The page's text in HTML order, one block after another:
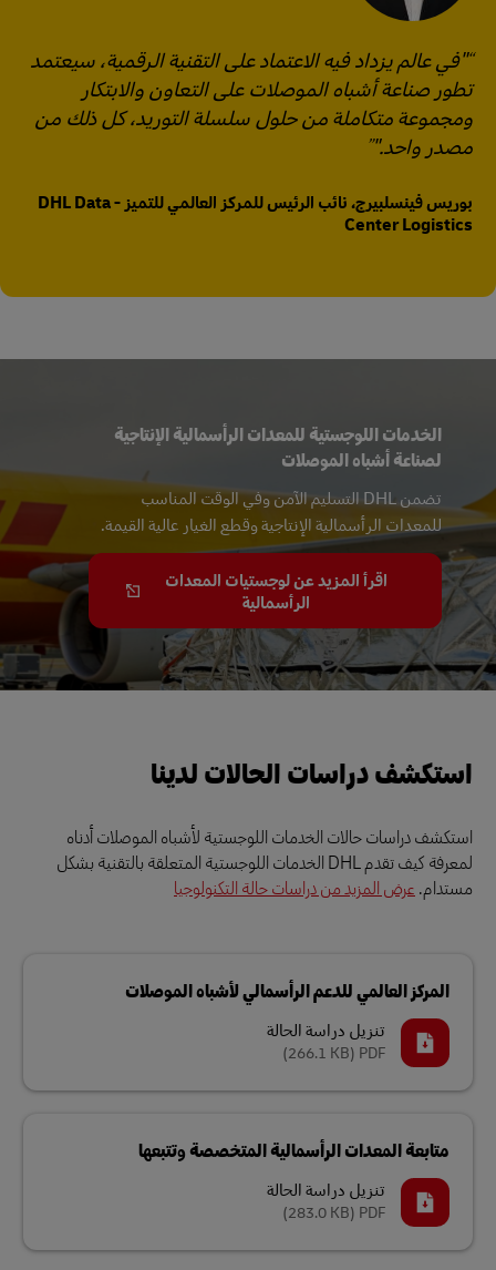
"في عالم يزداد فيه الاعتماد على التقنية الرقمية، سيعتمد
تطور صناعة أشباه الموصلات على التعاون والابتكار
ومجموعة متكاملة من حلول سلسلة التوريد، كل ذلك من
مصدر واحد."
بوريس فينسلبيرج، نائب الرئيس للمركز العالمي للتميز - DHL Data
Center Logistics
الخدمات اللوجستية للمعدات الرأسمالية الإنتاجية
لصناعة أشباه الموصلات
تضمن DHL التسليم الآمن وفي الوقت المناسب
للمعدات الرأسمالية الإنتاجية وقطع الغيار عالية القيمة.
اقرأ المزيد عن لوجستيات المعدات
الرأسمالية
استكشف دراسات الحالات لدينا
استكشف دراسات حالات الخدمات اللوجستية لأشباه الموصلات أدناه
لمعرفة كيف تقدم DHL الخدمات اللوجستية المتعلقة بالتقنية بشكل
مستدام.عرض المزيد من دراسات حالة التكنولوجيا
المركز العالمي للدعم الرأسمالي لأشباه الموصلات
تنزيل دراسة الحالة
PDF
(266.1 KB)
متابعة المعدات الرأسمالية المتخصصة وتتبعها
تنزيل دراسة الحالة
PDF
(283.0 KB)